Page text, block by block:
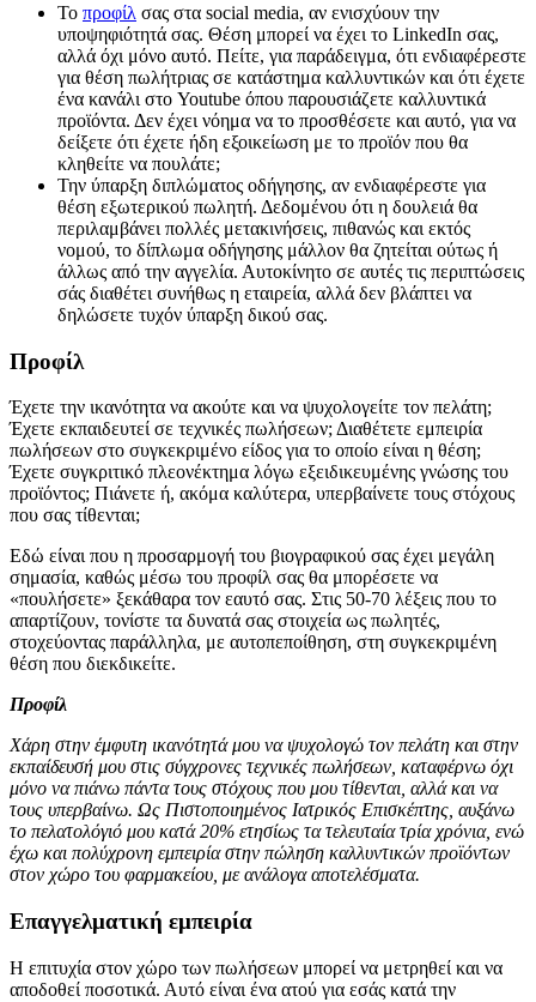
Το προφίλ σας στα social media, αν ενισχύουν την
υποψηφιότητά σας. Θέση μπορεί να έχει το LinkedIn σας,
αλλά όχι μόνο αυτό. Πείτε, για παράδειγμα, ότι ενδιαφέρεστε
για θέση πωλήτριας σε κατάστημα καλλυντικών και ότι έχετε
ένα κανάλι στο Youtube όπου παρουσιάζετε καλλυντικά
προϊόντα. Δεν έχει νόημα να το προσθέσετε και αυτό, για να
δείξετε ότι έχετε ήδη εξοικείωση με το προϊόν που θα
κληθείτε να πουλάτε;
Την ύπαρξη διπλώματος οδήγησης, αν ενδιαφέρεστε για
θέση εξωτερικού πωλητή. Δεδομένου ότι η δουλειά θα
περιλαμβάνει πολλές μετακινήσεις, πιθανώς και εκτός
νομού, το δίπλωμα οδήγησης μάλλον θα ζητείται ούτως ή
άλλως από την αγγελία. Αυτοκίνητο σε αυτές τις περιπτώσεις
σάς διαθέτει συνήθως η εταιρεία, αλλά δεν βλάπτει να
δηλώσετε τυχόν ύπαρξη δικού σας.
Προφίλ
Έχετε την ικανότητα να ακούτε και να ψυχολογείτε τον πελάτη;
Έχετε εκπαιδευτεί σε τεχνικές πωλήσεων; Διαθέτετε εμπειρία
πωλήσεων στο συγκεκριμένο είδος για το οποίο είναι η θέση;
Έχετε συγκριτικό πλεονέκτημα λόγω εξειδικευμένης γνώσης του
προϊόντος; Πιάνετε ή, ακόμα καλύτερα, υπερβαίνετε τους στόχους
που σας τίθενται;
Εδώ είναι που η προσαρμογή του βιογραφικού σας έχει μεγάλη
σημασία, καθώς μέσω του προφίλ σας θα μπορέσετε να
«πουλήσετε» ξεκάθαρα τον εαυτό σας. Στις 50-70 λέξεις που το
απαρτίζουν, τονίστε τα δυνατά σας στοιχεία ως πωλητές,
στοχεύοντας παράλληλα, με αυτοπεποίθηση, στη συγκεκριμένη
θέση που διεκδικείτε.
Προφίλ
Χάρη στην έμφυτη ικανότητά μου να ψυχολογώ τον πελάτη και στην
εκπαίδευσή μου στις σύγχρονες τεχνικές πωλήσεων, καταφέρνω όχι
μόνο να πιάνω πάντα τους στόχους που μου τίθενται, αλλά και να
τους υπερβαίνω. Ως Πιστοποιημένος Ιατρικός Επισκέπτης, αυξάνω
το πελατολόγιό μου κατά 20% ετησίως τα τελευταία τρία χρόνια, ενώ
έχω και πολύχρονη εμπειρία στην πώληση καλλυντικών προϊόντων
στον χώρο του φαρμακείου, με ανάλογα αποτελέσματα.
Επαγγελματική εμπειρία
Η επιτυχία στον χώρο των πωλήσεων μπορεί να μετρηθεί και να
αποδοθεί ποσοτικά. Αυτό είναι ένα ατού για εσάς κατά την